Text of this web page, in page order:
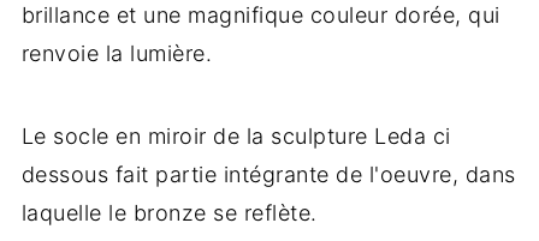
brillance et une magnifique couleur dorée, qui
renvoie la lumière.
Le socle en miroir de la sculpture Leda ci
dessous fait partie intégrante de l'oeuvre, dans
laquelle le bronze se reflète.